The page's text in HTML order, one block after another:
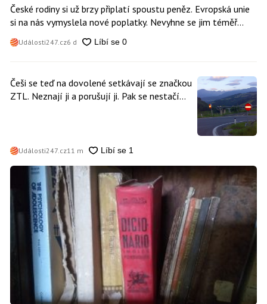
České rodiny si už brzy připlatí spoustu peněz. Evropská unie
si na nás vymyslela nové poplatky. Nevyhne se jim téměř
Události247.cz6 d
Češi se teď na dovolené setkávají se značkou
ZTL. Neznají ji a porušují ji. Pak se nestačí
Události247.cz11 m